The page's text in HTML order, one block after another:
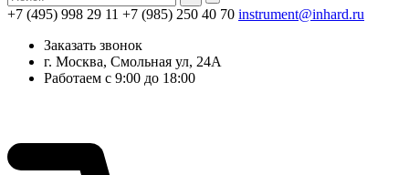
+7 (495) 998 29 11 +7 (985) 250 40 70 instrument@inhard.ru
Заказать звонок
г. Москва, Смольная ул, 24А
Работаем с 9:00 до 18:00